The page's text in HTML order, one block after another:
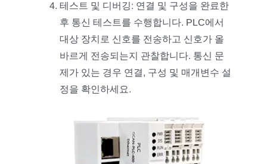
테스트 및 디버깅: 연결 및 구성을 완료한
후 통신 테스트를 수행합니다. PLC에서
대상 장치로 신호를 전송하고 신호가 올
바르게 전송되는지 관찰합니다. 통신 문
제가 있는 경우 연결, 구성 및 매개변수 설
정을 확인하세요.